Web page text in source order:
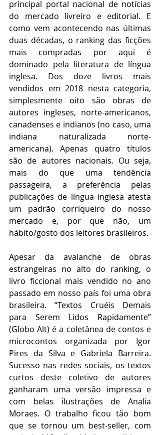
principal portal nacional de notícias
do mercado livreiro e editorial. E
como vem acontecendo nas últimas
duas décadas, o ranking das ficções
mais compradas por aqui é
dominado pela literatura de língua
inglesa. Dos doze livros mais
vendidos em 2018 nesta categoria,
simplesmente oito são obras de
autores ingleses, norte-americanos,
canadenses e indianos (no caso, uma
indiana naturalizada norte-
americana). Apenas quatro títulos
são de autores nacionais. Ou seja,
mais do que uma tendência
passageira, a preferência pelas
publicações de língua inglesa atesta
um padrão corriqueiro do nosso
mercado e, por que não, um
hábito/gosto dos leitores brasileiros.
Apesar da avalanche de obras
estrangeiras no alto do ranking, o
livro ficcional mais vendido no ano
passado em nosso país foi uma obra
brasileira. “Textos Cruéis Demais
para Serem Lidos Rapidamente”
(Globo Alt) é a coletânea de contos e
microcontos organizada por Igor
Pires da Silva e Gabriela Barreira.
Sucesso nas redes sociais, os textos
curtos deste coletivo de autores
ganharam uma versão impressa e
com belas ilustrações de Analia
Moraes. O trabalho ficou tão bom
que se tornou um best-seller, com